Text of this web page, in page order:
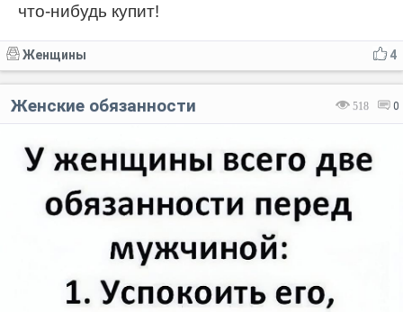
что-нибудь купит!
4
Женщины
518 0
Женские обязанности